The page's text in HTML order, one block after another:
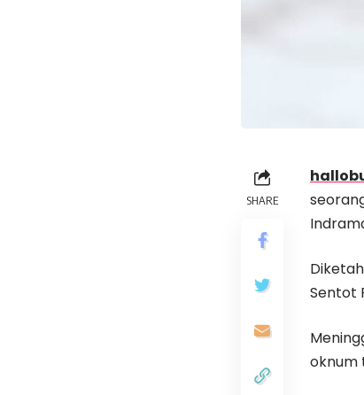
SHARE
Sentot
oknum